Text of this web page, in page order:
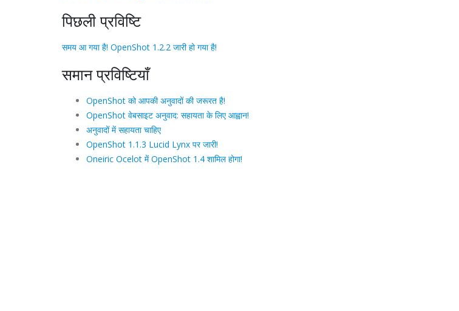
पिछली प्रविष्टि
समय आ गया है! OpenShot 1.2.2 जारी हो गया है!
समान प्रविष्टियाँ
OpenShot को आपकी अनुवादों की जरूरत है!
OpenShot वेबसाइट अनुवाद: सहायता के लिए आह्वान!
अनुवादों में सहायता चाहिए
OpenShot 1.1.3 Lucid Lynx पर जारी!
Oneiric Ocelot में OpenShot 1.4 शामिल होगा!